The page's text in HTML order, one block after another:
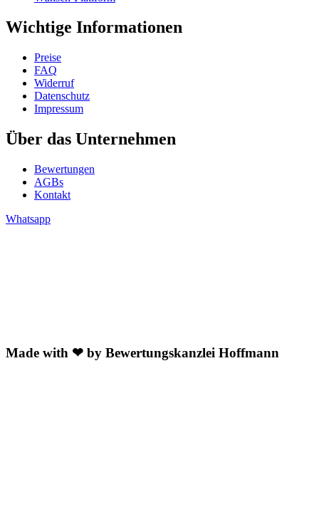
Wichtige Informationen
Preise
FAQ
Widerruf
Datenschutz
Impressum
Über das Unternehmen
Bewertungen
AGBs
Kontakt
Whatsapp
Made with ❤ by Bewertungskanzlei Hoffmann